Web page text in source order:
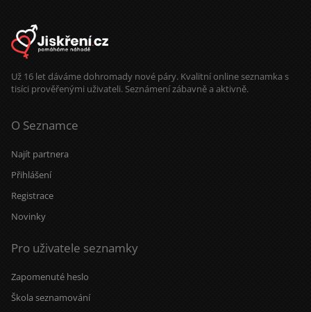
Už 16 let dáváme dohromady nové páry. Kvalitní online seznamka s
tisíci prověřenými uživateli. Seznámení zábavně a aktivně.
O Seznamce
Najít partnera
Přihlášení
Registrace
Novinky
Pro uživatele seznamky
Zapomenuté heslo
Škola seznamování